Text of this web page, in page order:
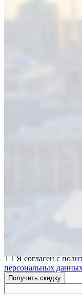
Оставьте
Я согласенс
персональных
Получить скидку